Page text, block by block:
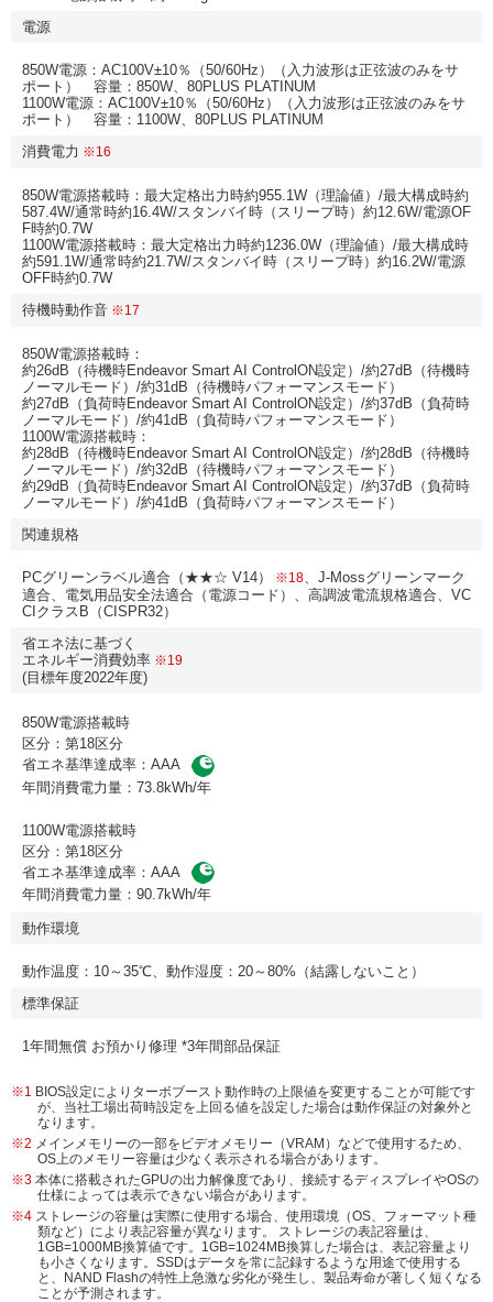
電源
850W電源：AC100V±10％（50/60Hz）（入力波形は正弦波のみをサ
ポート） 容量：850W、80PLUS PLATINUM
1100W電源：AC100V±10％（50/60Hz）（入力波形は正弦波のみをサ
ポート） 容量：1100W、80PLUS PLATINUM
消費電力 ※16
850W電源搭載時：最大定格出力時約955.1W（理論値）/最大構成時約
587.4W/通常時約16.4W/スタンバイ時（スリープ時）約12.6W/電源OF
F時約0.7W
1100W電源搭載時：最大定格出力時約1236.0W（理論値）/最大構成時
約591.1W/通常時約21.7W/スタンバイ時（スリープ時）約16.2W/電源
OFF時約0.7W
待機時動作音 ※17
850W電源搭載時：
約26dB（待機時Endeavor Smart AI ControlON設定）/約27dB（待機時
ノーマルモード）/約31dB（待機時パフォーマンスモード）
約27dB（負荷時Endeavor Smart AI ControlON設定）/約37dB（負荷時
ノーマルモード）/約41dB（負荷時パフォーマンスモード）
1100W電源搭載時：
約28dB（待機時Endeavor Smart AI ControlON設定）/約28dB（待機時
ノーマルモード）/約32dB（待機時パフォーマンスモード）
約29dB（負荷時Endeavor Smart AI ControlON設定）/約37dB（負荷時
ノーマルモード）/約41dB（負荷時パフォーマンスモード）
関連規格
PCグリーンラベル適合（★★☆ V14） ※18、J-Mossグリーンマーク
適合、電気用品安全法適合（電源コード）、高調波電流規格適合、VC
CIクラスB（CISPR32）
省エネ法に基づく
エネルギー消費効率 ※19
(目標年度2022年度)
850W電源搭載時
区分：第18区分
省エネ基準達成率：AAA
年間消費電力量：73.8kWh/年
1100W電源搭載時
区分：第18区分
省エネ基準達成率：AAA
年間消費電力量：90.7kWh/年
動作環境
動作温度：10～35℃、動作湿度：20～80%（結露しないこと）
標準保証
1年間無償 お預かり修理 *3年間部品保証
※1 BIOS設定によりターボブースト動作時の上限値を変更することが可能です
が、当社工場出荷時設定を上回る値を設定した場合は動作保証の対象外と
なります。
※2 メインメモリーの一部をビデオメモリー（VRAM）などで使用するため、
OS上のメモリー容量は少なく表示される場合があります。
※3 本体に搭載されたGPUの出力解像度であり、接続するディスプレイやOSの
仕様によっては表示できない場合があります。
※4 ストレージの容量は実際に使用する場合、使用環境（OS、フォーマット種
類など）により表記容量が異なります。 ストレージの表記容量は、
1GB=1000MB換算値です。1GB=1024MB換算した場合は、表記容量より
も小さくなります。SSDはデータを常に記録するような用途で使用する
と、NAND Flashの特性上急激な劣化が発生し、製品寿命が著しく短くなる
ことが予測されます。